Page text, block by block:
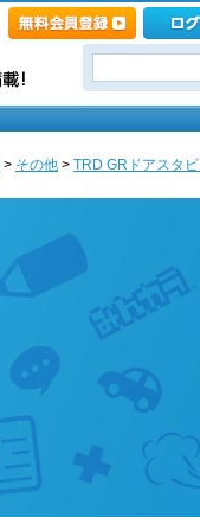
> その他 > TRD GRドアスタ